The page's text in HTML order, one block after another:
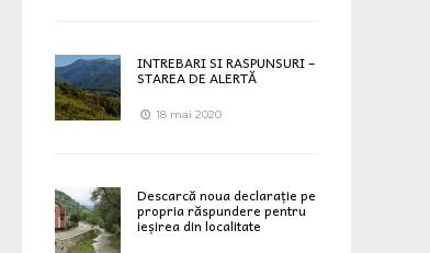
INTREBARI SI RASPUNSURI –
STAREA DE ALERTĂ
18 mai 2020
Descarcă noua declarație pe
propria răspundere pentru
ieșirea din localitate